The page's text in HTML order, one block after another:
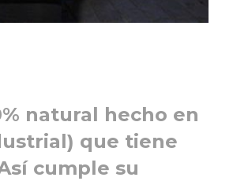
natural hecho en
que tiene
cumple su